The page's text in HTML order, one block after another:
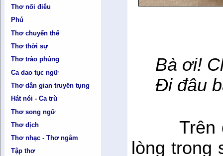
Thơ nối điêu
Phú
Thơ chuyển thể
Thơ thời sự
Thơ trào phúng
Ca dao tục ngữ
Thơ dân gian truyền tụng
Hát nói - Ca trù
Thơ song ngữ
Thơ dịch
Thơ nhạc - Thơ ngâm
Tập thơ
Bà ơi!
Đi đâu
Trên
lòng trong